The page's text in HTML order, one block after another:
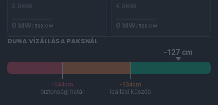
3. blokk
0 MW/ 500 MW
4. blokk
0 MW/ 500 MW
DUNA VÍZÁLLÁSA PAKSNÁL
-127 cm
-144cm
biztonsági határ
-134cm
leállási küszöb